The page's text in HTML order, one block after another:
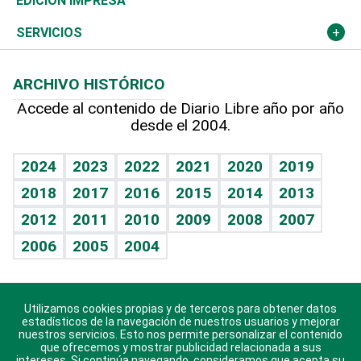
Resto del mundo
Economía personal
Podcast Arte Libre
Hablando con el pediatra
Vida y familia
Eñe
Celebrando la vida
Sin complejos
En pocas palabras
Escuchando al corazón
Economía Personal
Más deportes
TBT Deportivo
Columnistas
Más firmas
Cambio climático
Opinión
Hecho en casa
Guía del dinero
SERVICIOS
Cumpleaños
Horóscopos
Crucigramas
ARCHIVO HISTÓRICO
Accede al contenido de Diario Libre año por año
desde el 2004.
2024 2023 2022 2021 2020
2019
2018
2017 2016 2015 2014
2013
2012
2011 2010 2009 2008
2007
2006
2005 2004
Descarga nuestras aplicaciones para Android, iOS y
sistema Huawei.
Utilizamos cookies propias y de terceros para obtener datos
estadísticos de la navegación de nuestros usuarios y mejorar
nuestros servicios. Esto nos permite personalizar el contenido
que ofrecemos y mostrar publicidad relacionada a sus